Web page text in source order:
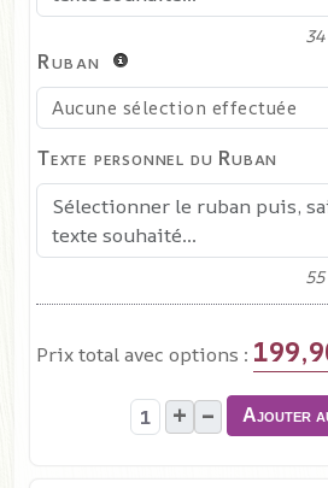
Ruban
34
Texte personnel du Ruban
55
Prix total avec options :
+ – Ajouter